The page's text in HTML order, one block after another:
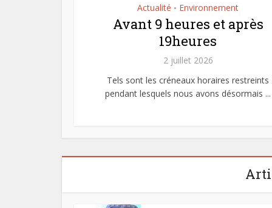
Actualité • Environnement
Avant 9 heures et après
19heures
2 juillet 2026
Tels sont les créneaux horaires restreints
pendant lesquels nous avons désormais ...